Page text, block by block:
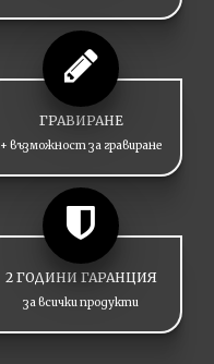
ГРАВИРАНЕ
+ възможност за гравиране
2 ГОДИНИ ГАРАНЦИЯ
за всички продукти